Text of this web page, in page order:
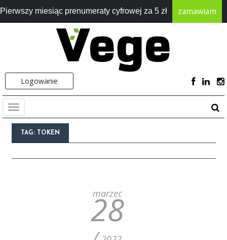
Pierwszy miesiąc prenumeraty cyfrowej za 5 zł zamawiam
Logowanie
TAG: TOKEN
marzec
28